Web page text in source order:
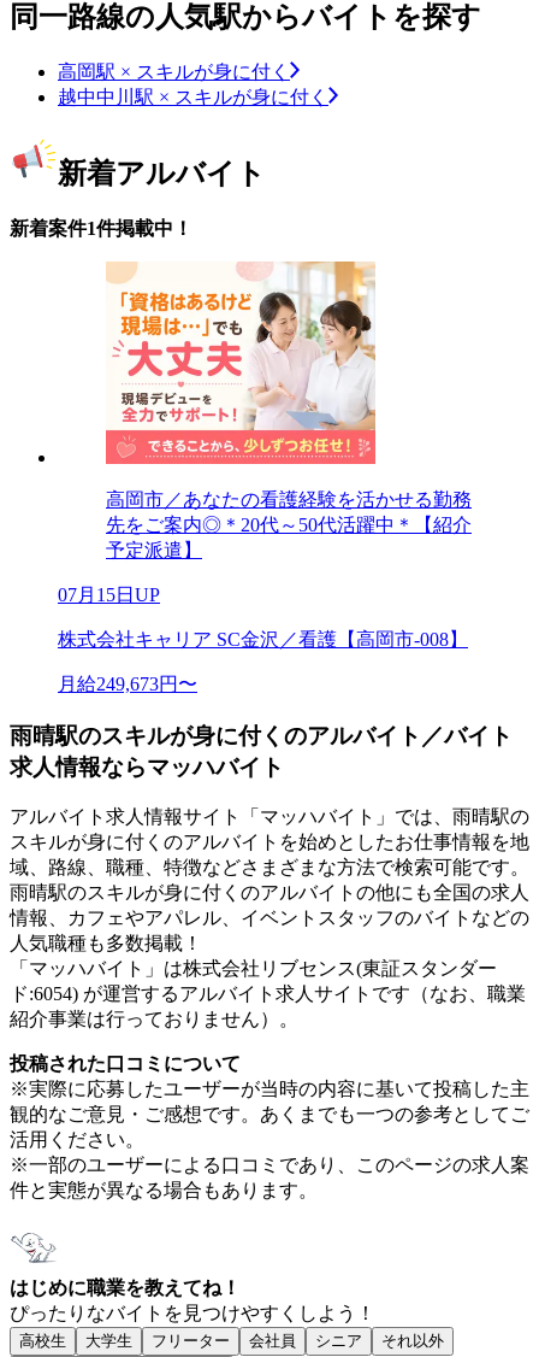
同一路線の人気駅からバイトを探す
高岡駅 × スキルが身に付く
越中中川駅 × スキルが身に付く
新着アルバイト
新着案件1件掲載中！
高岡市／あなたの看護経験を活かせる勤務
先をご案内◎＊20代～50代活躍中＊【紹介
予定派遣】
07月15日UP
株式会社キャリア SC金沢／看護【高岡市-008】
月給249,673円〜
雨晴駅のスキルが身に付くのアルバイト／バイト
求人情報ならマッハバイト
アルバイト求人情報サイト「マッハバイト」では、雨晴駅の
スキルが身に付くのアルバイトを始めとしたお仕事情報を地
域、路線、職種、特徴などさまざまな方法で検索可能です。
雨晴駅のスキルが身に付くのアルバイトの他にも全国の求人
情報、カフェやアパレル、イベントスタッフのバイトなどの
人気職種も多数掲載！
「マッハバイト」は株式会社リブセンス(東証スタンダー
ド:6054) が運営するアルバイト求人サイトです（なお、職業
紹介事業は行っておりません）。
投稿された口コミについて
※実際に応募したユーザーが当時の内容に基いて投稿した主
観的なご意見・ご感想です。あくまでも一つの参考としてご
活用ください。
※一部のユーザーによる口コミであり、このページの求人案
件と実態が異なる場合もあります。
はじめに職業を教えてね！
ぴったりなバイトを見つけやすくしよう！
高校生 大学生 フリーター 会社員 シニア
それ以外